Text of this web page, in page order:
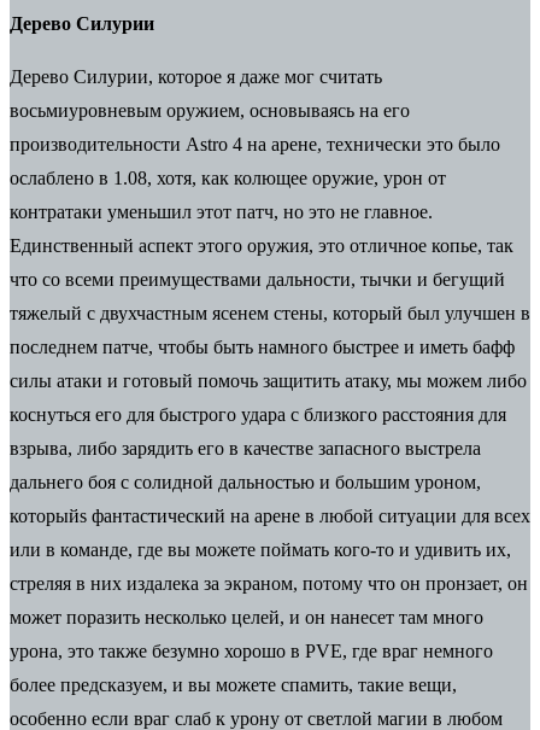
Дерево Силурии
Дерево Силурии, которое я даже мог считать
восьмиуровневым оружием, основываясь на его
производительности Astro 4 на арене, технически это было
ослаблено в 1.08, хотя, как колющее оружие, урон от
контратаки уменьшил этот патч, но это не главное.
Единственный аспект этого оружия, это отличное копье, так
что со всеми преимуществами дальности, тычки и бегущий
тяжелый с двухчастным ясенем стены, который был улучшен в
последнем патче, чтобы быть намного быстрее и иметь бафф
силы атаки и готовый помочь защитить атаку, мы можем либо
коснуться его для быстрого удара с близкого расстояния для
взрыва, либо зарядить его в качестве запасного выстрела
дальнего боя с солидной дальностью и большим уроном,
которыйs фантастический на арене в любой ситуации для всех
или в команде, где вы можете поймать кого-то и удивить их,
стреляя в них издалека за экраном, потому что он пронзает, он
может поразить несколько целей, и он нанесет там много
урона, это также безумно хорошо в PVE, где враг немного
более предсказуем, и вы можете спамить, такие вещи,
особенно если враг слаб к урону от светлой магии в любом